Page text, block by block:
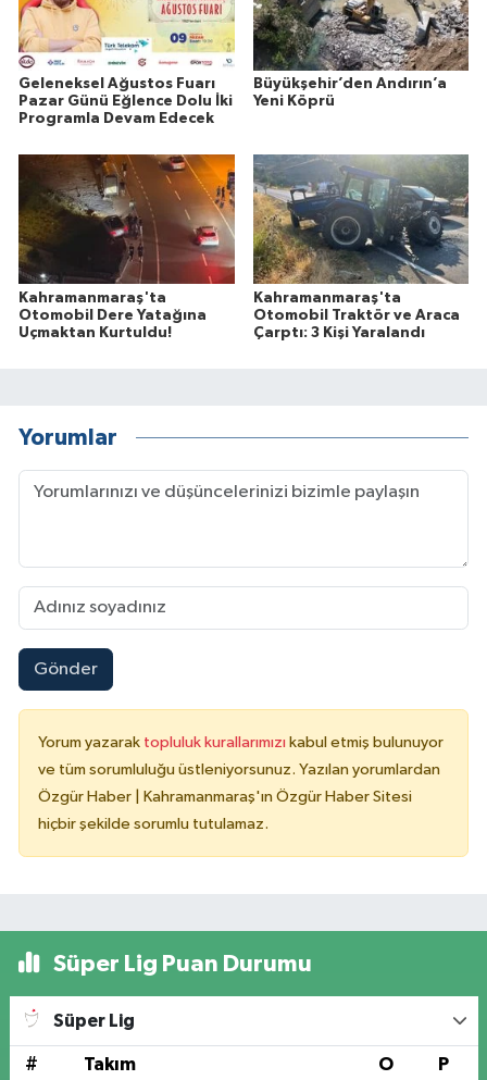
Geleneksel Ağustos Fuarı
Pazar Günü Eğlence Dolu İki
Programla Devam Edecek
Büyükşehir’den Andırın’a
Yeni Köprü
Kahramanmaraş'ta
Otomobil Dere Yatağına
Uçmaktan Kurtuldu!
Kahramanmaraş'ta
Otomobil Traktör ve Araca
Çarptı: 3 Kişi Yaralandı
Yorumlar
Gönder
Yorum yazarak topluluk kurallarımızı kabul etmiş bulunuyor
ve tüm sorumluluğu üstleniyorsunuz. Yazılan yorumlardan
Özgür Haber | Kahramanmaraş'ın Özgür Haber Sitesi
hiçbir şekilde sorumlu tutulamaz.
Süper Lig Puan Durumu
Süper Lig
# Takım O P